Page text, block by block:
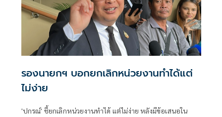
รองนายกฯ บอกยกเลิกหน่วยงานทำได้แต่
ไม่ง่าย
'ปกรณ์' ชี้ยกเลิกหน่วยงานทำได้ แต่ไม่ง่าย หลังมีข้อเสนอใน